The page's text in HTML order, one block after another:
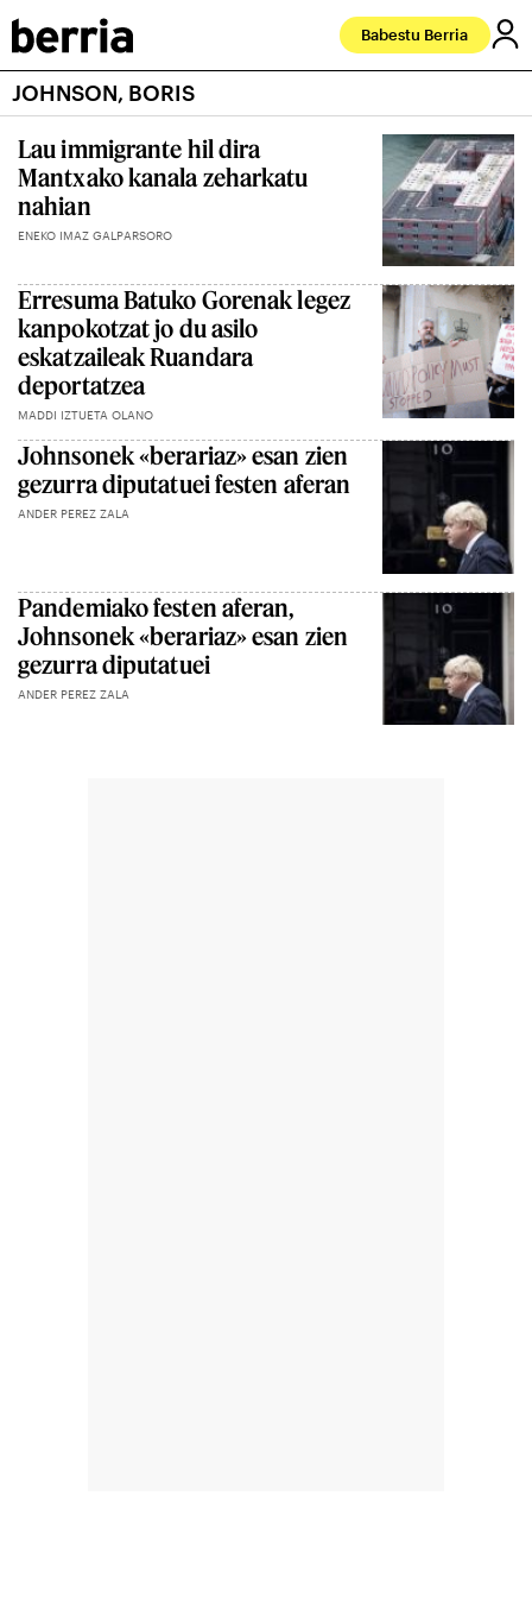
Babestu Berria
JOHNSON, BORIS
Lau immigrante hil dira
Mantxako kanala zeharkatu
nahian
ENEKO IMAZ GALPARSORO
Erresuma Batuko Gorenak legez
kanpokotzat jo du asilo
eskatzaileak Ruandara
deportatzea
MADDI IZTUETA OLANO
Johnsonek «berariaz» esan zien
gezurra diputatuei festen aferan
ANDER PEREZ ZALA
Pandemiako festen aferan,
Johnsonek «berariaz» esan zien
gezurra diputatuei
ANDER PEREZ ZALA